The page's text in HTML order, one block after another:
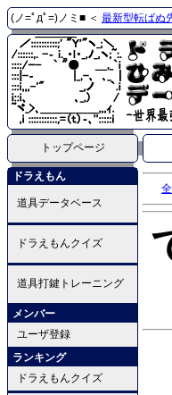
(ノ=ﾟдﾟ=)ノミ■ ＜ 最新型転ばぬ
トップページ
ドラえもん
道具データベース
ドラえもんクイズ
道具打鍵トレーニング
メンバー
ユーザ登録
ランキング
ドラえもんクイズ